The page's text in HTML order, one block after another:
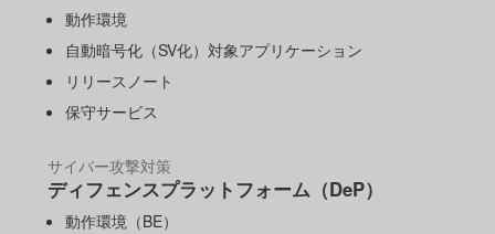
動作環境
自動暗号化（SV化）対象アプリケーション
リリースノート
保守サービス
サイバー攻撃対策
ディフェンスプラットフォーム（DeP）
動作環境（BE）